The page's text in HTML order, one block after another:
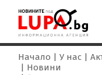
Начало У нас
Новини